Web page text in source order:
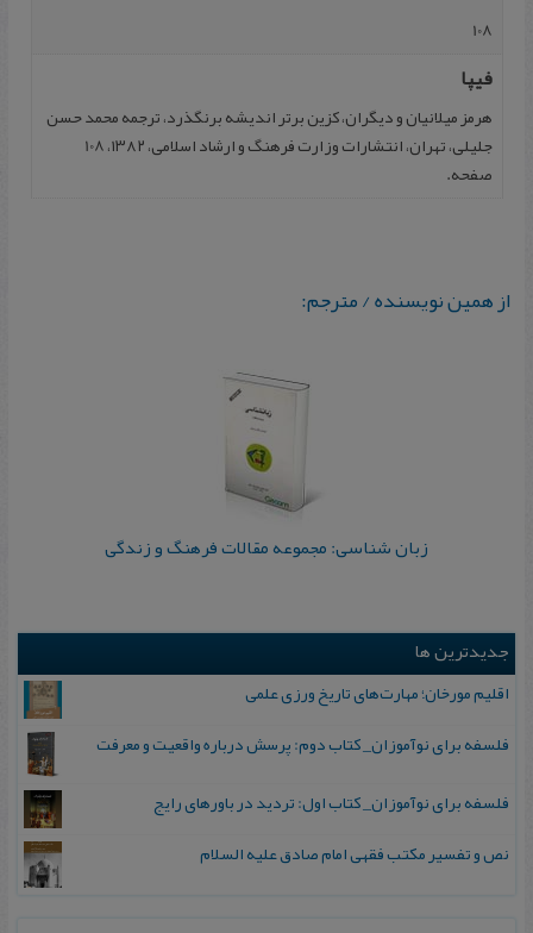
108
فیپا
هرمز میلانیان و دیگران، کزین برتر اندیشه برنگذرد، ترجمه محمد حسن
جلیلی، تهران، انتشارات وزارت فرهنگ و ارشاد اسلامی، ۱۳۸۲، 108
صفحه.
از همین نویسنده / مترجم:
زبان‌ شناسی: مجموعه مقالات فرهنگ و زندگی
جدیدترین ها
اقلیم مورخان؛ مهارت‌های تاریخ ورزی علمی
فلسفه برای نوآموزان_ کتاب دوم: پرسش درباره واقعیت و معرفت
فلسفه برای نوآموزان_ کتاب اول: تردید در باورهای رایج
نص و تفسیر مکتب فقهی امام صادق علیه السلام